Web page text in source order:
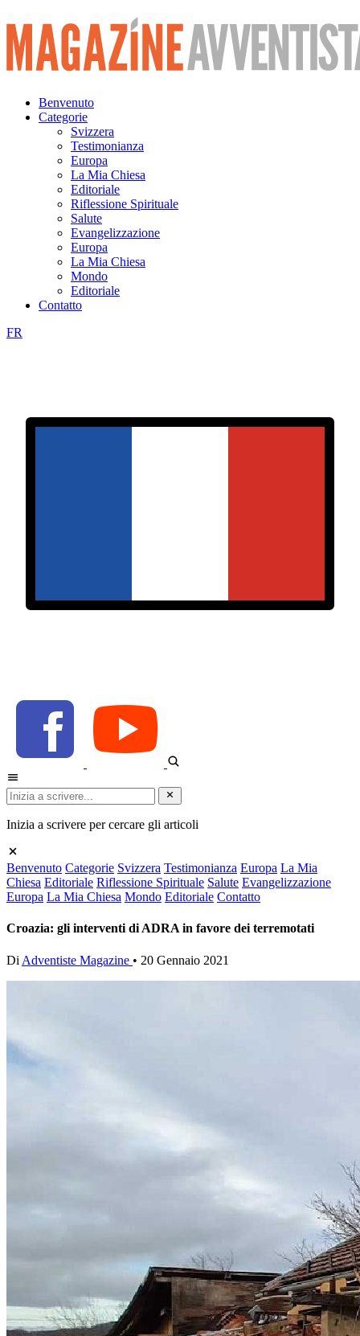
Vai
al
contenuto
Benvenuto
Categorie
Svizzera
Testimonianza
Europa
La Mia Chiesa
Editoriale
Riflessione Spirituale
Salute
Evangelizzazione
Europa
La Mia Chiesa
Mondo
Editoriale
Contatto
FR
Inizia a scrivere per cercare gli articoli
Benvenuto Categorie Svizzera Testimonianza Europa La Mia
Chiesa Editoriale Riflessione Spirituale Salute Evangelizzazione
Europa La Mia Chiesa Mondo Editoriale Contatto
Croazia: gli interventi di ADRA in favore dei terremotati
Di Adventiste Magazine • 20 Gennaio 2021